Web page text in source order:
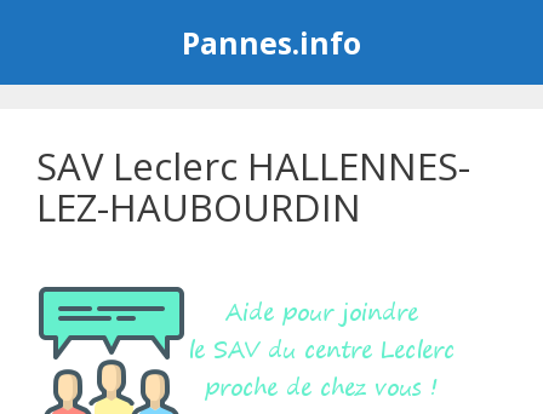
Pannes.info
SAV Leclerc HALLENNES-
LEZ-HAUBOURDIN